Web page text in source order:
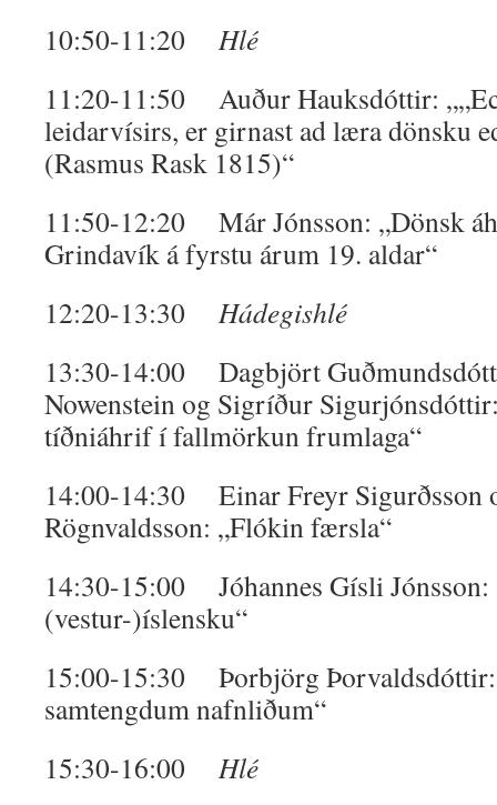
10:50-11:20 Hlé
11:20-11:50 Auður Hauksdóttir:
leidarvísirs, er girnast ad læra dönsku
(Rasmus Rask 1815)“
11:50-12:20 Már Jónsson: „Dönsk
Grindavík á fyrstu árum 19. aldar“
12:20-13:30 Hádegishlé
13:30-14:00 Dagbjört
Nowenstein og Sigríður
tíðniáhrif í fallmörkun frumlaga“
14:00-14:30 Einar Freyr Sigurðsson
Rögnvaldsson: „Flókin færsla“
14:30-15:00 Jóhannes Gísli Jónsson:
(vestur-)íslensku“
15:00-15:30 Þorbjörg Þorvaldsdóttir:
samtengdum nafnliðum“
15:30-16:00 Hlé